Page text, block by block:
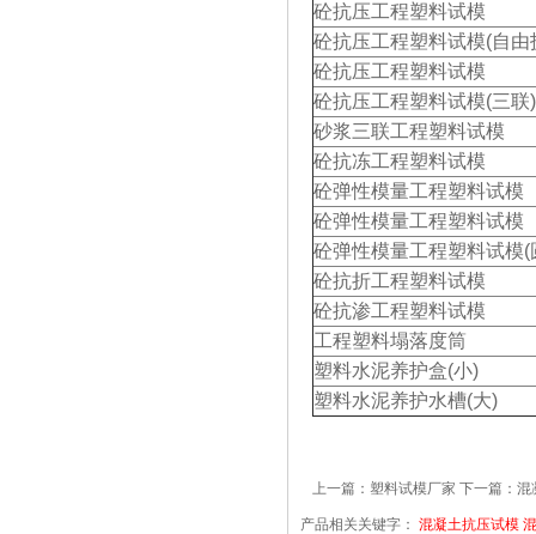
砼抗压工程塑料试模
砼抗压工程塑料试模(自由
砼抗压工程塑料试模
砼抗压工程塑料试模(三联)
砂浆三联工程塑料试模
砼抗冻工程塑料试模
砼弹性模量工程塑料试模
砼弹性模量工程塑料试模
砼弹性模量工程塑料试模(
砼抗折工程塑料试模
砼抗渗工程塑料试模
工程塑料塌落度筒
塑料水泥养护盒(小)
塑料水泥养护水槽(大)
上一篇： 塑料试模厂家 下一篇： 混
产品相关关键字： 混凝土抗压试模